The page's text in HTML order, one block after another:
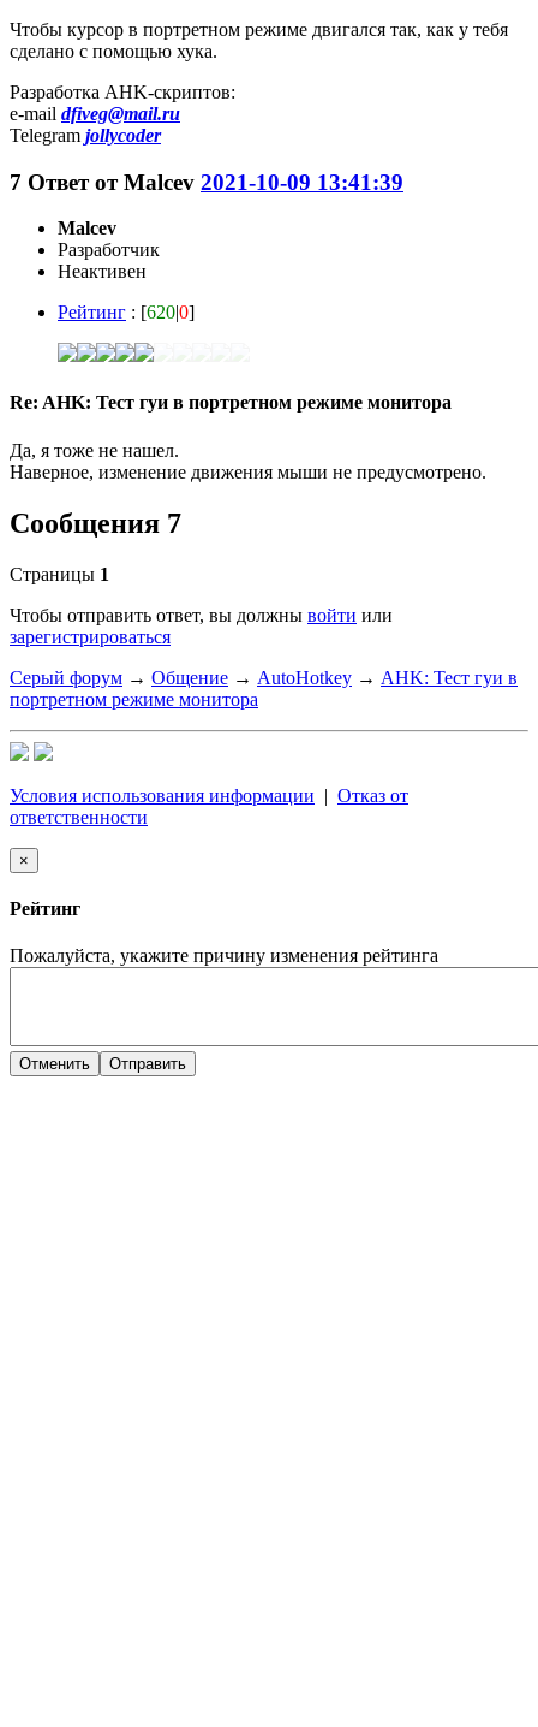
Чтобы курсор в портретном режиме двигался так, как у тебя
сделано с помощью хука.
Разработка AHK-скриптов:
e-mail dfiveg@mail.ru
Telegram jollycoder
7 Ответ отMalcev 2021-10-09 13:41:39
Malcev
Разработчик
Неактивен
Рейтинг : [620|0]
Re: AHK: Тест гуи в портретном режиме монитора
Да, я тоже не нашел.
Наверное, изменение движения мыши не предусмотрено.
Сообщения 7
Страницы 1
Чтобы отправить ответ, вы должны войти или
зарегистрироваться
Серый форум → Общение → AutoHotkey → AHK: Тест гуи в
портретном режиме монитора
Условия использования информации | Отказ от
ответственности
×
Рейтинг
Пожалуйста, укажите причину изменения рейтинга
Отменить Отправить